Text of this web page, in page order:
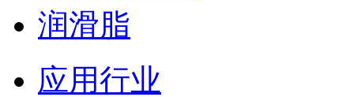
润滑脂
应用行业